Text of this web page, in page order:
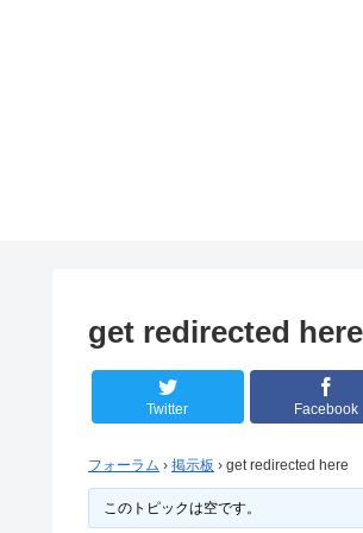
get redirected here
Twitter Facebook
フォーラム › 掲示板 › get redirected here
このトピックは空です。